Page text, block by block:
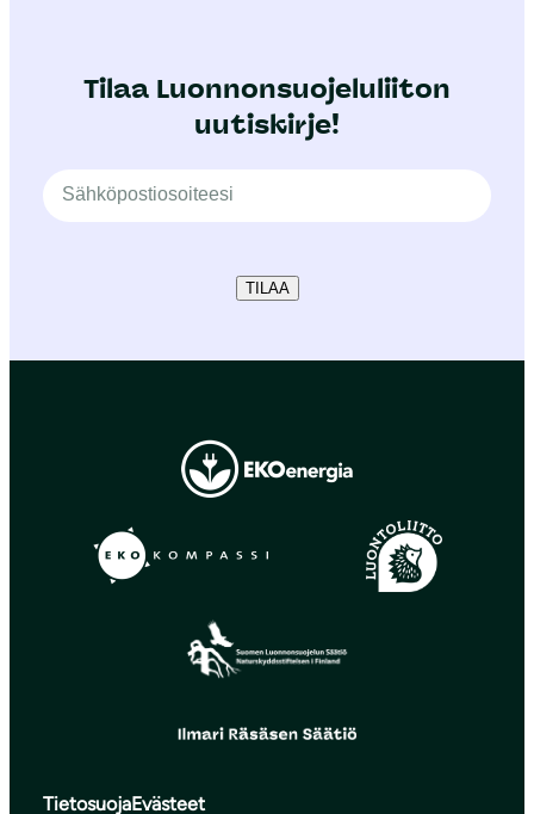
Tilaa Luonnonsuojeluliiton
uutiskirje!
TILAA
TietosuojaEvästeet